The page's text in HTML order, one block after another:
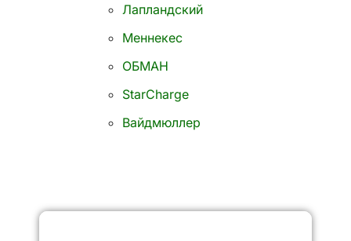
Лапландский
Меннекес
ОБМАН
StarCharge
Вайдмюллер